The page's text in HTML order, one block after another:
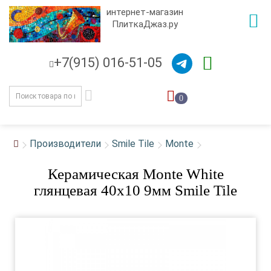
интернет-магазин
ПлиткаДжаз.ру
+7(915) 016-51-05
0
Производители Smile Tile Monte
Керамическая Monte White
глянцевая 40x10 9мм Smile Tile